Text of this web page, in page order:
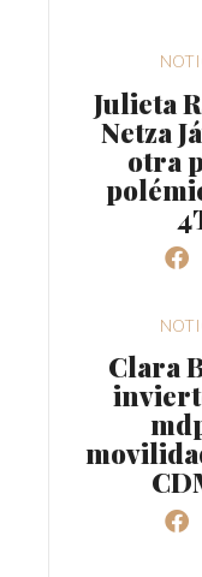
Julieta
Netza
otra
Clara